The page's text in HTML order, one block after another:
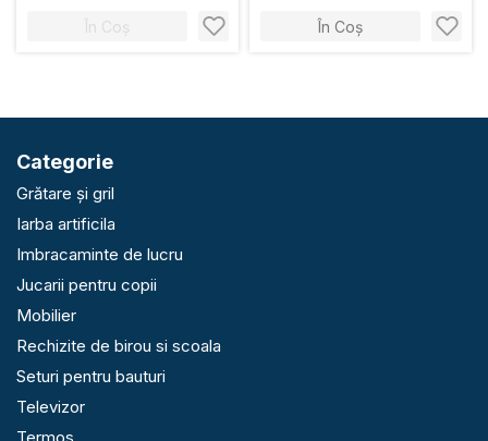
În Coș În Coș
Categorie
Grătare și gril
Iarba artificila
Imbracaminte de lucru
Jucarii pentru copii
Mobilier
Rechizite de birou si scoala
Seturi pentru bauturi
Televizor